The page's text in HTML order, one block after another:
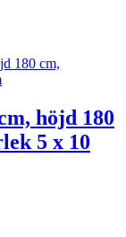
höjd 180
5 x 10